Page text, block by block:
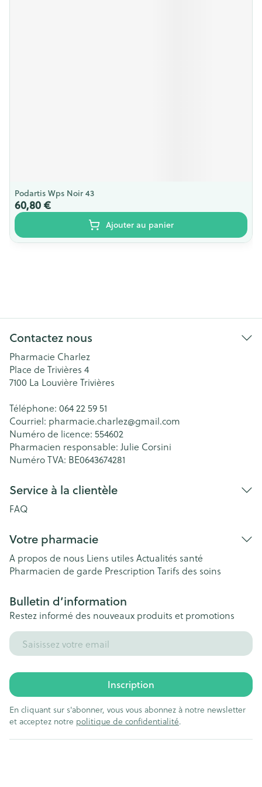
Podartis Wps Noir 43
60,80 €
Ajouter au panier
Contactez nous
Pharmacie Charlez
Place de Trivières 4
7100 La Louvière Trivières
Téléphone: 064 22 59 51
Courriel: pharmacie.charlez@gmail.com
Numéro de licence: 554602
Pharmacien responsable: Julie Corsini
Numéro TVA: BE0643674281
Service à la clientèle
FAQ
Votre pharmacie
A propos de nous Liens utiles Actualités santé
Pharmacien de garde Prescription Tarifs des soins
Bulletin d’information
Restez informé des nouveaux produits et promotions
Adresse mail
Inscription
En cliquant sur s'abonner, vous vous abonnez à notre newsletter
et acceptez notre politique de confidentialité.